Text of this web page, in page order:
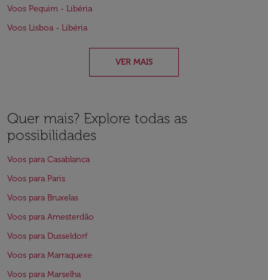
Voos Pequim - Libéria
Voos Lisboa - Libéria
VER MAIS
Quer mais? Explore todas as
possibilidades
Voos para Casablanca
Voos para Paris
Voos para Bruxelas
Voos para Amesterdão
Voos para Dusseldorf
Voos para Marraquexe
Voos para Marselha